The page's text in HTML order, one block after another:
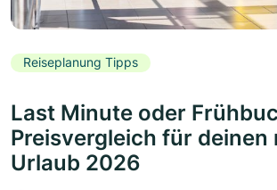
Reiseplanung Tipps
Last Minute oder
Preisvergleich für deinen
Urlaub 2026